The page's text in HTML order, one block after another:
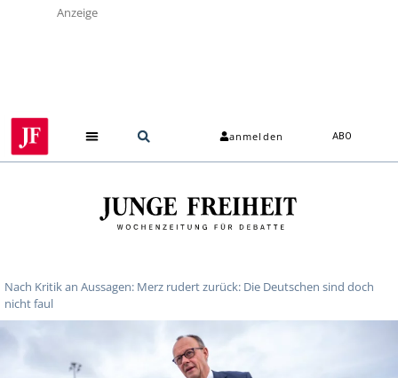
Anzeige
anmelden ABO
Nach Kritik an Aussagen: Merz rudert zurück: Die Deutschen sind doch
nicht faul